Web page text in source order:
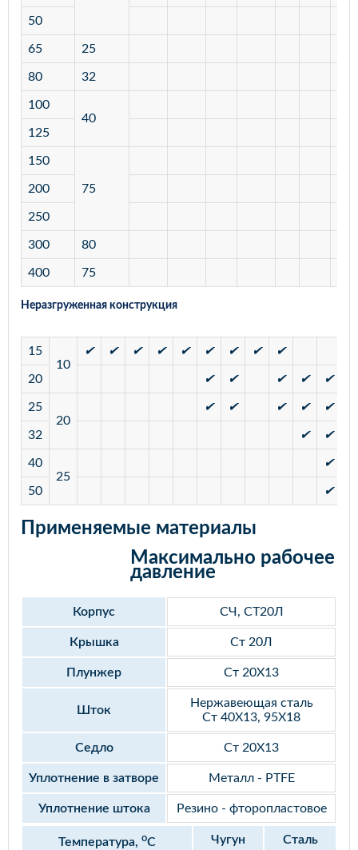
50
65 25
80 32
100
40
125
150
75
200
250
300 80
400 75
Неразгруженная конструкция
15
10
✔ ✔ ✔ ✔ ✔ ✔ ✔ ✔ ✔
20 ✔ ✔ ✔ ✔ ✔
25
20
✔ ✔ ✔ ✔ ✔
32 ✔ ✔
40
25
✔
50 ✔
Применяемые материалы
Максимально рабочее
давление
Корпус СЧ, СТ20Л
Крышка Ст 20Л
Плунжер Ст 20Х13
Шток
Нержавеющая сталь
Ст 40Х13, 95Х18
Седло Ст 20Х13
Уплотнение в затворе Металл - PTFE
Уплотнение штока Резино - фторопластовое
Температура, oС Чугун Сталь